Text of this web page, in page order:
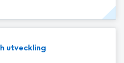
utveckling